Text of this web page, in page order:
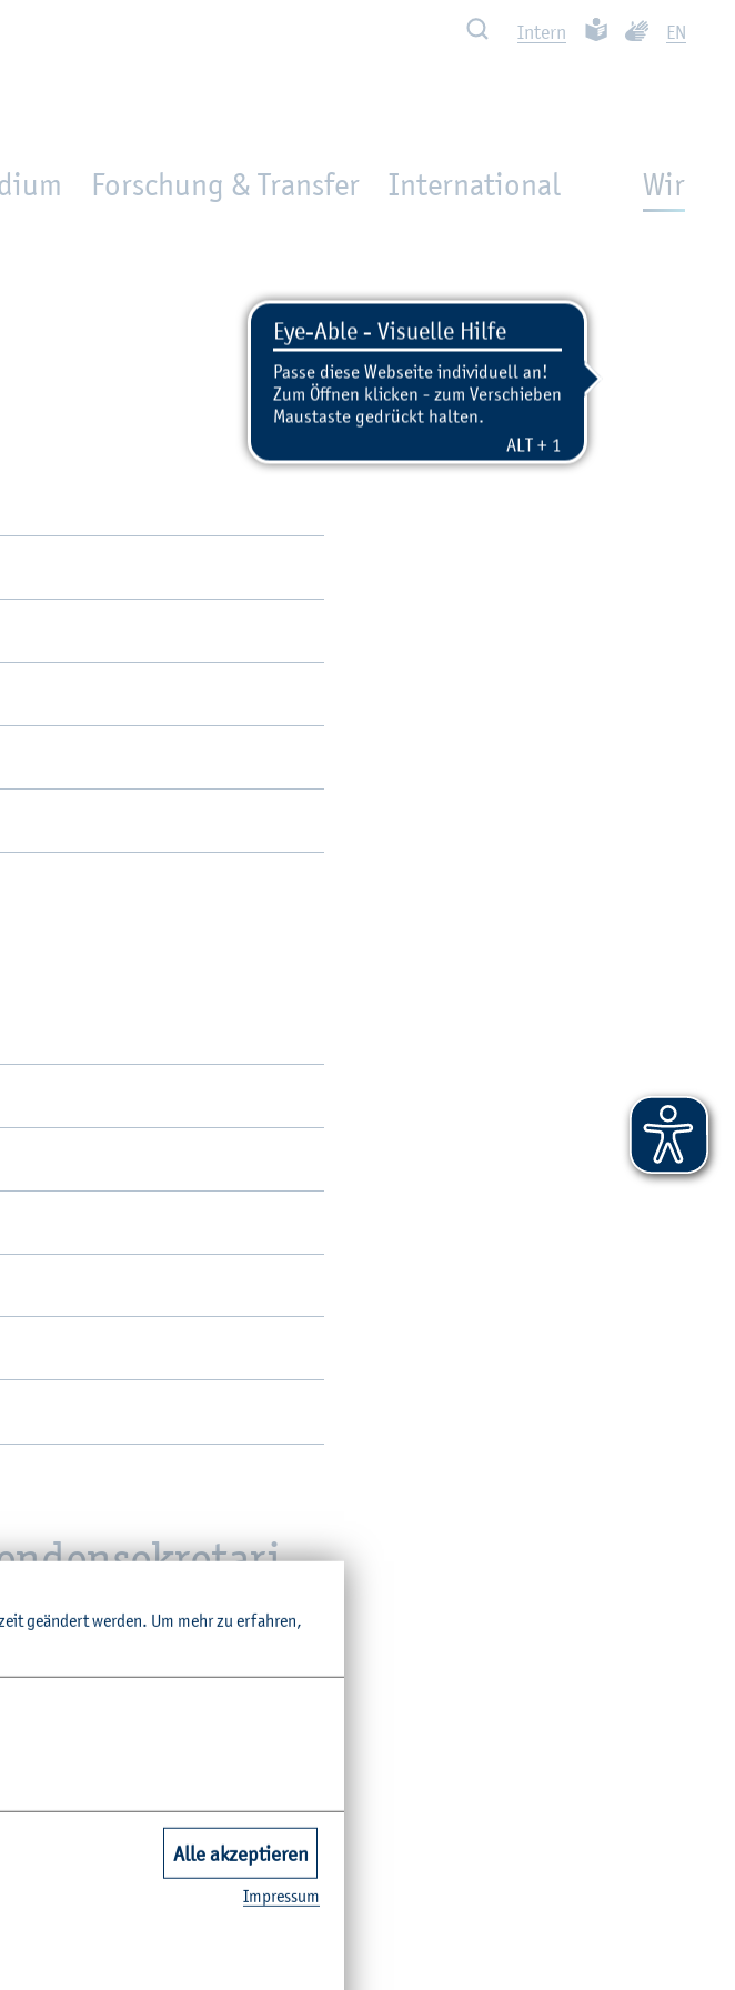
Such­ben In­tern Leich­te Spra­che
EN
Forschung & Transfer International Wir
des
ge­än­dert wer­den. Um mehr zu er­fah­ren,
Alle akzeptieren
Im­pres­sum